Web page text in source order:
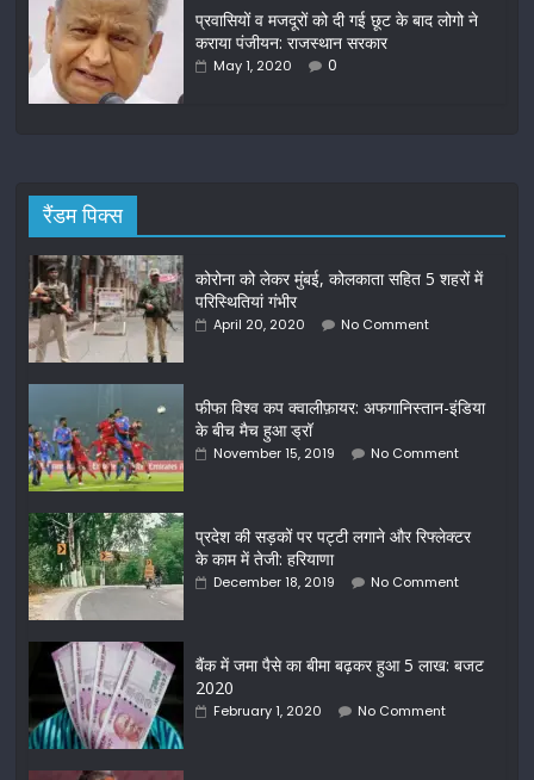
प्रवासियों व मजदूरों को दी गई छूट के बाद लोगो ने
कराया पंजीयन: राजस्थान सरकार
May 1, 2020 0
रैंडम पिक्स
कोरोना को लेकर मुंबई, कोलकाता सहित 5 शहरों में
परिस्थितियां गंभीर
April 20, 2020 No Comment
फीफा विश्व कप क्वालीफ़ायर: अफगानिस्तान-इंडिया
के बीच मैच हुआ ड्रॉ
November 15, 2019 No Comment
प्रदेश की सड़कों पर पट्टी लगाने और रिफ्लेक्टर
के काम में तेजी: हरियाणा
December 18, 2019 No Comment
बैंक में जमा पैसे का बीमा बढ़कर हुआ 5 लाख: बजट
2020
February 1, 2020 No Comment